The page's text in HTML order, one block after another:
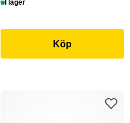
I lager
Köp